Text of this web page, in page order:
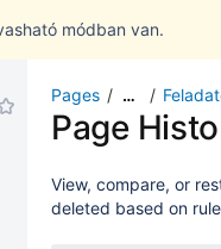
módban van.
felületre
Pages …
Page
View, compare, or
deleted based on